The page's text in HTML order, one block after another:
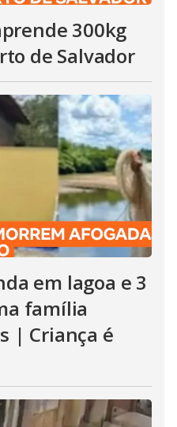
300kg
de Salvador
em lagoa e 3
família
| Criança é